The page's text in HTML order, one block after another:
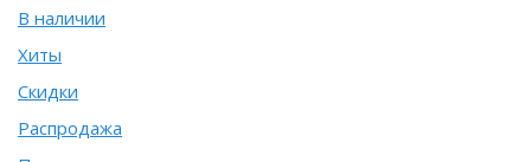
В наличии
Хиты
Скидки
Распродажа